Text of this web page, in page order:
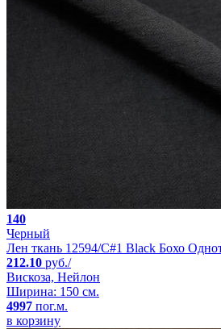
140
Черный
Лен ткань 12594/C#1 Black Бохо
212.10 руб./
Вискоза, Нейлон
Ширина: 150 см.
4997 пог.м.
в корзину